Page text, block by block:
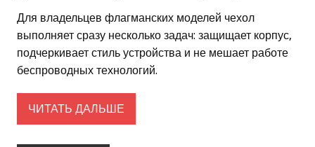
Для владельцев флагманских моделей чехол
выполняет сразу несколько задач: защищает корпус,
подчеркивает стиль устройства и не мешает работе
беспроводных технологий.
ЧИТАТЬ ДАЛЬШЕ